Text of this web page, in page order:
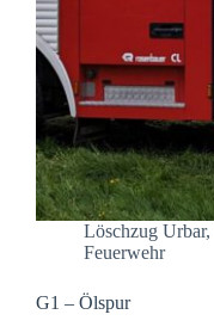
Löschzug Urbar,
Feuerwehr
G1 – Ölspur